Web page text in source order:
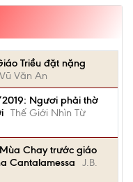
Triều đặt nặng
Vũ Văn An
Ngươi phải thờ
Thế Giới Nhìn Từ
Chay trước giáo
Cantalamessa
J.B.